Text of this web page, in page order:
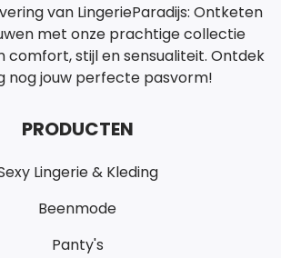
van LingerieParadijs: Ontketen
met onze prachtige collectie
comfort, stijl en sensualiteit. Ontdek
nog jouw perfecte pasvorm!
PRODUCTEN
Lingerie & Kleding
Beenmode
Panty's